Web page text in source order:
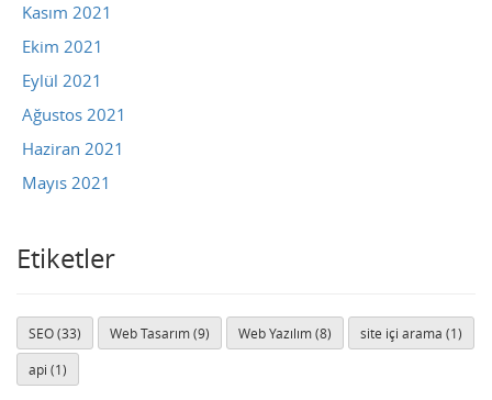
Kasım 2021
Ekim 2021
Eylül 2021
Ağustos 2021
Haziran 2021
Mayıs 2021
Etiketler
SEO (33) Web Tasarım (9) Web Yazılım (8) site içi arama (1)
api (1)